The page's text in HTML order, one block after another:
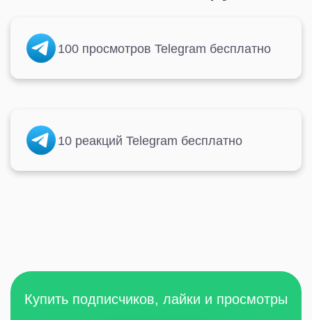
100 просмотров Telegram бесплатно
10 реакций Telegram бесплатно
Купить подписчиков, лайки и просмотры